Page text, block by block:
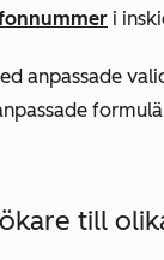
i
anpassade
till